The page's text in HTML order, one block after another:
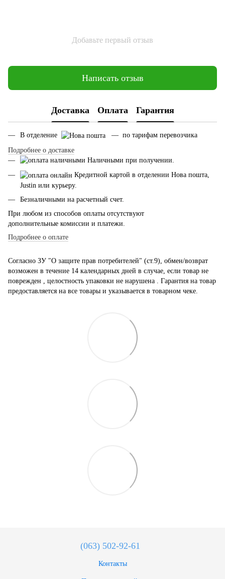
Добавьте первый отзыв
Написать отзыв
Доставка Оплата Гарантия
В отделение
— по тарифам перевозчика
Подробнее о доставке
Наличными при получении.
Кредитной картой в отделении Нова пошта,
Justin или курьеру.
Безналичными на расчетный счет.
При любом из способов оплаты отсутствуют
дополнительные комиссии и платежи.
Подробнее о оплате
Согласно ЗУ "О защите прав потребителей" (ст.9), обмен/возврат
возможен в течение 14 календарных дней в случае, если товар не
поврежден , целостность упаковки не нарушена . Гарантия на товар
предоставляется на все товары и указывается в товарном чеке.
(063) 502-92-61
Контакты